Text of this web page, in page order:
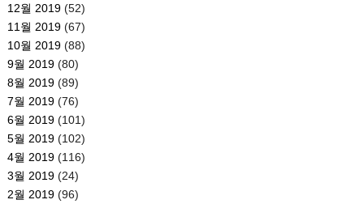
12월 2019(52)
11월 2019(67)
10월 2019(88)
9월 2019(80)
8월 2019(89)
7월 2019(76)
6월 2019(101)
5월 2019(102)
4월 2019(116)
3월 2019(24)
2월 2019(96)